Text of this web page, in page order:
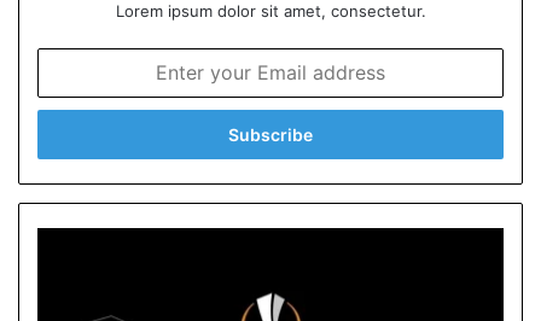
Lorem ipsum dolor sit amet, consectetur.
t
r
y